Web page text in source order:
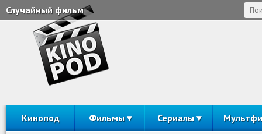
Случайный фильм
Кинопод Фильмы Сериалы